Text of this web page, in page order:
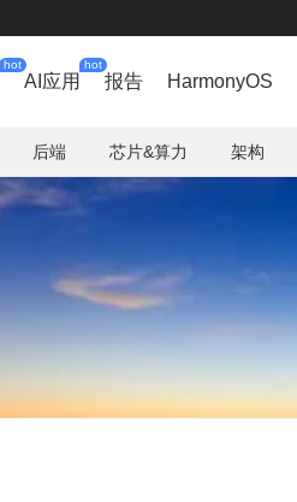
hot
AI应用
hot
报告 HarmonyOS
后端 芯片&算力 架构